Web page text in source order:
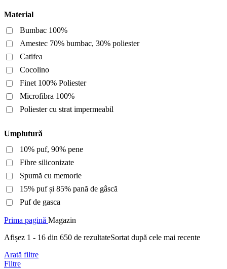
Material
Bumbac 100%
Amestec 70% bumbac, 30% poliester
Catifea
Cocolino
Finet 100% Poliester
Microfibra 100%
Poliester cu strat impermeabil
Umplutură
10% puf, 90% pene
Fibre siliconizate
Spumă cu memorie
15% puf și 85% pană de gâscă
Puf de gasca
Prima pagină Magazin
Afișez 1 - 16 din 650 de rezultateSortat după cele mai recente
Arată filtre
Filtre